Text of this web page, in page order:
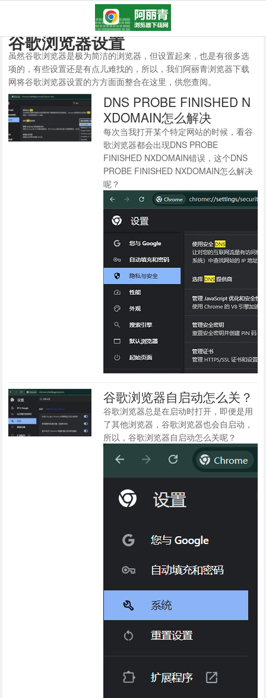
谷歌浏览器设置
虽然谷歌浏览器是极为简洁的浏览器，但设置起来，也是有很多选
项的，有些设置还是有点儿难找的，所以，我们阿丽青浏览器下载
网将谷歌浏览器设置的方方面面整合在这里，供您查阅。
DNS PROBE FINISHED N
XDOMAIN怎么解决
每次当我打开某个特定网站的时候，看谷
歌浏览器都会出现DNS PROBE
FINISHED NXDOMAIN错误，这个DNS
PROBE FINISHED NXDOMAIN怎么解决
呢？
谷歌浏览器自启动怎么关？
谷歌浏览器总是在启动时打开，即便是用
了其他浏览器，谷歌浏览器也会自启动，
所以，谷歌浏览器自启动怎么关呢？